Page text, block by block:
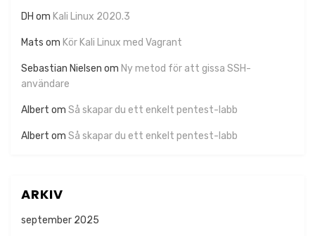
DH om Kali Linux 2020.3
Mats om Kör Kali Linux med Vagrant
Sebastian Nielsen om Ny metod för att gissa SSH-
användare
Albert om Så skapar du ett enkelt pentest-labb
Albert om Så skapar du ett enkelt pentest-labb
ARKIV
september 2025